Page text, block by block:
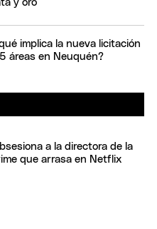
y oro
implica la nueva licitación
áreas en Neuquén?
a la directora de la
que arrasa en Netflix